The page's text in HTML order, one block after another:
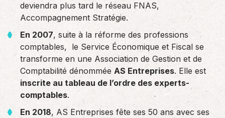
deviendra plus tard le réseau FNAS,
Accompagnement Stratégie.
En 2007, suite à la réforme des professions
comptables, le Service Économique et Fiscal se
transforme en une Association de Gestion et de
Comptabilité dénommée AS Entreprises. Elle est
inscrite au tableau de l’ordre des experts-
comptables.
En 2018, AS Entreprises fête ses 50 ans avec ses